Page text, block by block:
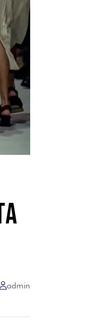
admin